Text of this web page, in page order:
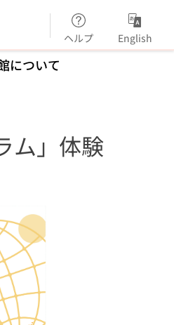
ヘルプ English
について
ム」体験